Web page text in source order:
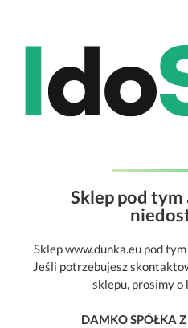
Sklep pod
Sklep www.dunka.eu pod
Jeśli potrzebujesz
sklepu, prosimy
DAMKO SPÓŁKA